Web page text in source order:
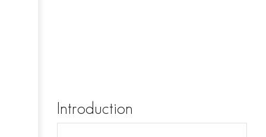
Introduction